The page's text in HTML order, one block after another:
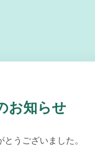
お知らせ
うございました。